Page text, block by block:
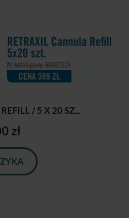
/ 5 X 20 SZ...
zł